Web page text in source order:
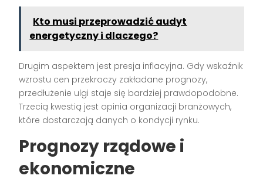
Kto musi przeprowadzić audyt
energetyczny i dlaczego?
Drugim aspektem jest presja inflacyjna. Gdy wskaźnik
wzrostu cen przekroczy zakładane prognozy,
przedłużenie ulgi staje się bardziej prawdopodobne.
Trzecią kwestią jest opinia organizacji branżowych,
które dostarczają danych o kondycji rynku.
Prognozy rządowe i
ekonomiczne